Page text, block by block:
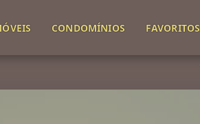
CONDOMÍNIOS FAVORITOS